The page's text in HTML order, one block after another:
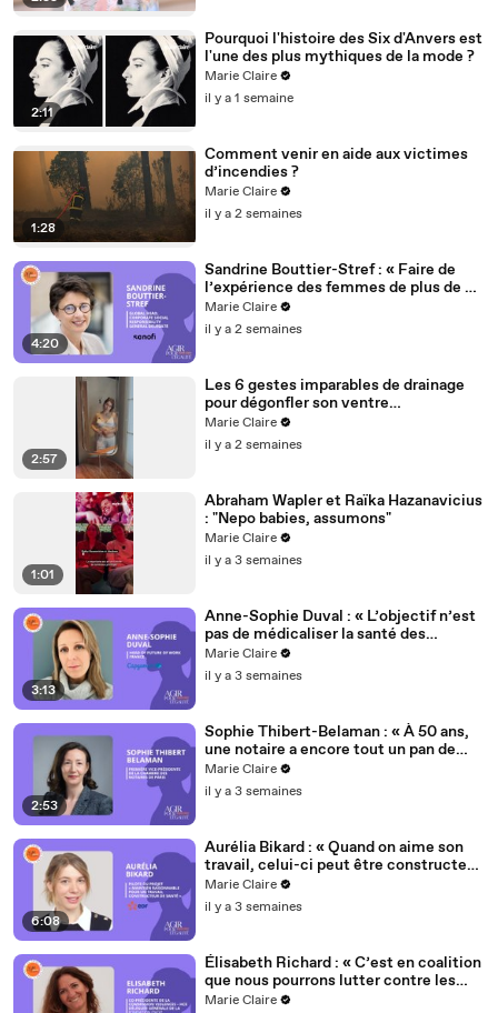
02:
For now, remember these four steps and repeat them
02:15
And be grateful for the time you dedicate to yourself.
02:19
[BLANK_AUDIO]
2:11
Pourquoi l'histoire des Six d'Anvers est
l'une des plus mythiques de la mode ?
Marie Claire
il y a 1 semaine
1:28
Comment venir en aide aux victimes
d’incendies ?
Marie Claire
il y a 2 semaines
4:20
Sandrine Bouttier-Stref : « Faire de
l’expérience des femmes de plus de 50
ans un levier d’inclusion et de
performance »
Marie Claire
il y a 2 semaines
2:57
Les 6 gestes imparables de drainage
pour dégonfler son ventre
instantanément
Marie Claire
il y a 2 semaines
1:01
Abraham Wapler et Raïka Hazanavicius
: "Nepo babies, assumons"
Marie Claire
il y a 3 semaines
3:13
Anne-Sophie Duval : « L’objectif n’est
pas de médicaliser la santé des
femmes, mais de normaliser ces
sujets »
Marie Claire
il y a 3 semaines
2:53
Sophie Thibert-Belaman : « À 50 ans,
une notaire a encore tout un pan de
carrière qui s’ouvre à elle »
Marie Claire
il y a 3 semaines
6:08
Aurélia Bikard : « Quand on aime son
travail, celui-ci peut être constructeur
de santé »
Marie Claire
il y a 3 semaines
Élisabeth Richard : « C’est en coalition
que nous pourrons lutter contre les
violences faites aux femmes »
Marie Claire